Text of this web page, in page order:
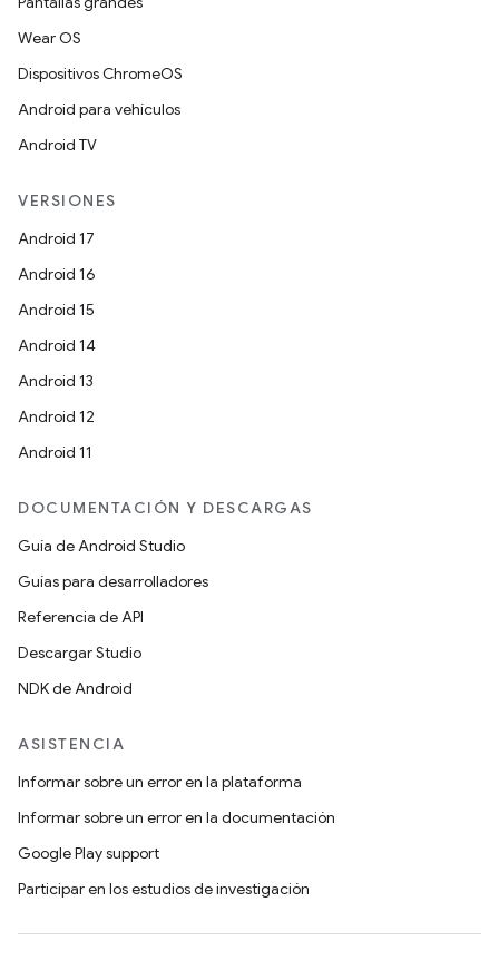
Wear OS
Dispositivos ChromeOS
Android para vehículos
Android TV
VERSIONES
Android 17
Android 16
Android 15
Android 14
Android 13
Android 12
Android 11
DOCUMENTACIÓN Y DESCARGAS
Guía de Android Studio
Guías para desarrolladores
Referencia de API
Descargar Studio
NDK de Android
ASISTENCIA
Informar sobre un error en la plataforma
Informar sobre un error en la documentación
Google Play support
Participar en los estudios de investigación